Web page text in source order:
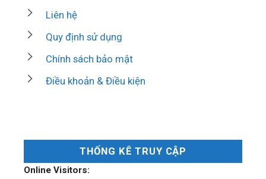
Liên hệ
Quy định sử dụng
Chính sách bảo mật
Điều khoản & Điều kiện
THỐNG KÊ TRUY CẬP
Online Visitors: